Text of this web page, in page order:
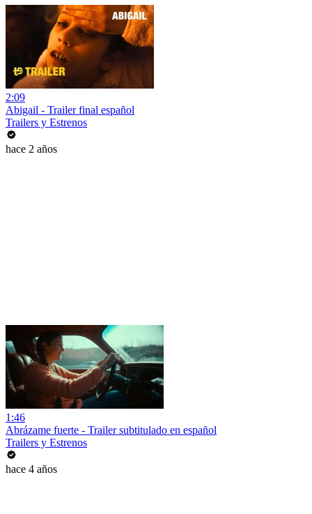
2:09
Abigail - Trailer final español
Trailers y Estrenos
hace 2 años
1:46
Abrázame fuerte - Trailer subtitulado en español
Trailers y Estrenos
hace 4 años